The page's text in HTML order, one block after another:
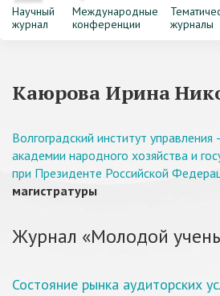
Научный
журнал
Международные
конференции
журналы
Каюрова Ирина
Волгоградский институт
академии народного хозяйства и
при Президенте Российской
магистратуры
Журнал «Молодой
Состояние рынка аудиторских